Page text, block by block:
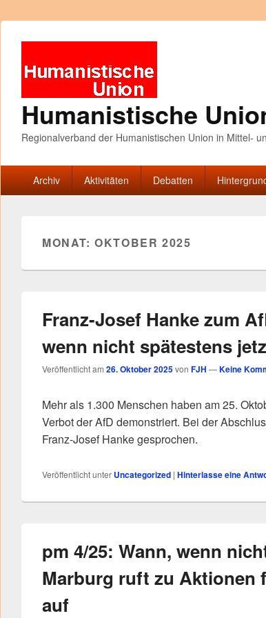
Humanistische
Regionalverband der Humanistischen Union in Mittel-
Primäres
Menü Archiv Aktivitäten Debatten
MONAT:OKTOBER 2025
Franz-Josef Hanke zum
wenn nicht spätestens
Veröffentlicht am 26. Oktober 2025von FJH —Keine
Mehr als 1.300 Menschen haben am 25.
Verbot der AfD demonstriert. Bei der
Franz-Josef Hanke gesprochen.
Veröffentlicht unter Uncategorized | Hinterlasse eine
pm 4/25: Wann, wenn
Marburg ruft zu Aktionen
auf